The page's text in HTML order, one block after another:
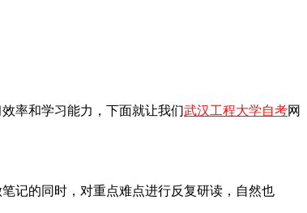
率和学习能力，下面就让我们武汉工程大学自考网
记的同时，对重点难点进行反复研读，自然也